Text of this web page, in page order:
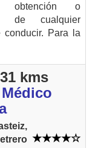
o
de cualquier
conducir. Para la
kms